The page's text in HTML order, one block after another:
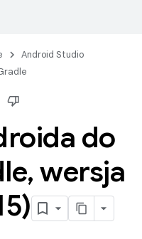
Android Studio
do
, wersja